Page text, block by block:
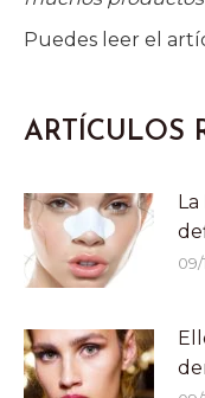
Puedes leer el
ARTÍCULOS
09/